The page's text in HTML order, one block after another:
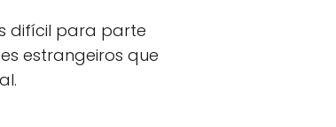
difícil para parte
estrangeiros que